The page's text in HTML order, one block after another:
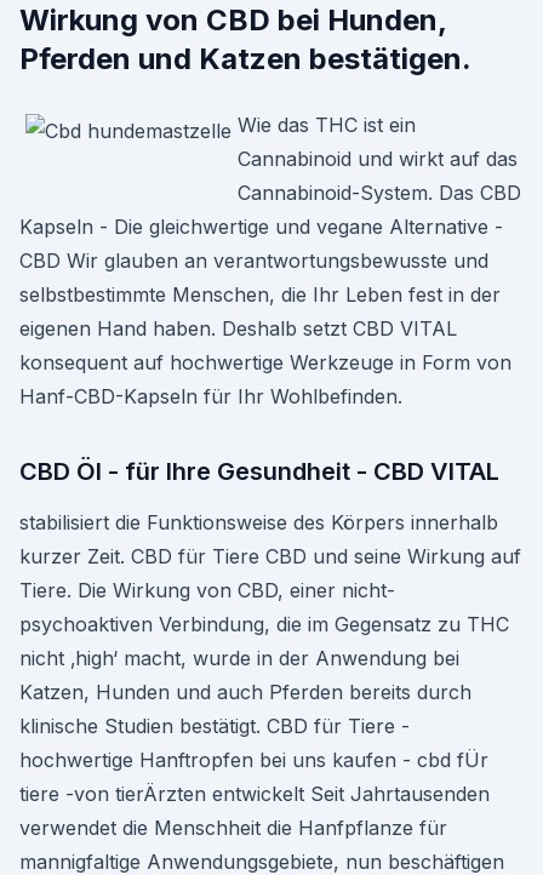
Wirkung von CBD bei Hunden,
Pferden und Katzen bestätigen.
Wie das THC ist ein
Cannabinoid und wirkt auf das
Cannabinoid-System. Das CBD
Kapseln - Die gleichwertige und vegane Alternative -
CBD Wir glauben an verantwortungsbewusste und
selbstbestimmte Menschen, die Ihr Leben fest in der
eigenen Hand haben. Deshalb setzt CBD VITAL
konsequent auf hochwertige Werkzeuge in Form von
Hanf-CBD-Kapseln für Ihr Wohlbefinden.
CBD Öl - für Ihre Gesundheit - CBD VITAL
stabilisiert die Funktionsweise des Körpers innerhalb
kurzer Zeit. CBD für Tiere CBD und seine Wirkung auf
Tiere. Die Wirkung von CBD, einer nicht-
psychoaktiven Verbindung, die im Gegensatz zu THC
nicht ‚high‘ macht, wurde in der Anwendung bei
Katzen, Hunden und auch Pferden bereits durch
klinische Studien bestätigt. CBD für Tiere -
hochwertige Hanftropfen bei uns kaufen - cbd fÜr
tiere -von tierÄrzten entwickelt Seit Jahrtausenden
verwendet die Menschheit die Hanfpflanze für
mannigfaltige Anwendungsgebiete, nun beschäftigen